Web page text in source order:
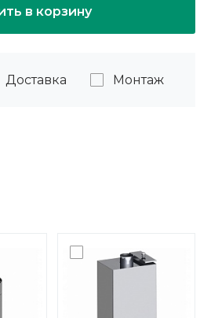
в корзину
Доставка Монтаж